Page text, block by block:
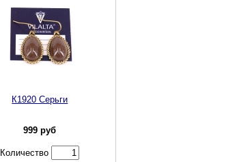
К1920 Серьги
999 руб
Количество